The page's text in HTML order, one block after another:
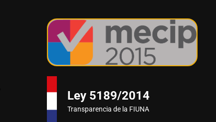
Ley 5189/2014
Transparencia de la FIUNA